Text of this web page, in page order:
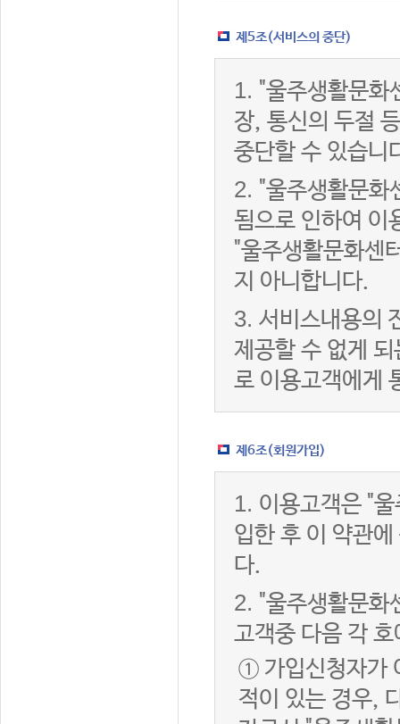
제5조(서비스의 중단)
1. "울주생활문화
장, 통신의 두절
중단할 수 있습니
2. "울주생활문화
됨으로 인하여 이
"울주생활문화센
지 아니합니다.
3. 서비스내용의
제공할 수 없게
로 이용고객에게
제6조(회원가입)
1. 이용고객은 "
입한 후 이 약관
다.
2. "울주생활문화
고객중 다음 각
① 가입신청자가
적이 있는 경우,